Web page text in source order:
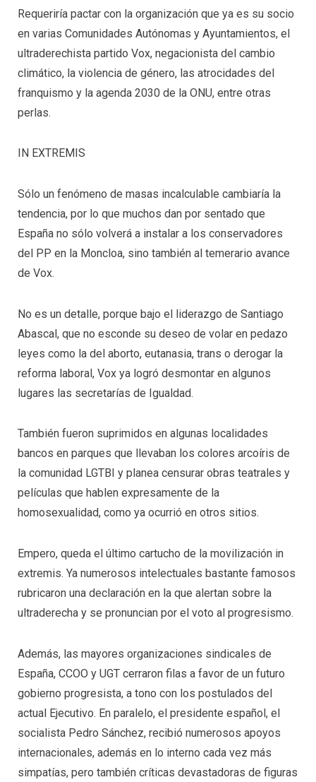
Requeriría pactar con la organización que ya es su socio
en varias Comunidades Autónomas y Ayuntamientos, el
ultraderechista partido Vox, negacionista del cambio
climático, la violencia de género, las atrocidades del
franquismo y la agenda 2030 de la ONU, entre otras
perlas.
IN EXTREMIS
Sólo un fenómeno de masas incalculable cambiaría la
tendencia, por lo que muchos dan por sentado que
España no sólo volverá a instalar a los conservadores
del PP en la Moncloa, sino también al temerario avance
de Vox.
No es un detalle, porque bajo el liderazgo de Santiago
Abascal, que no esconde su deseo de volar en pedazo
leyes como la del aborto, eutanasia, trans o derogar la
reforma laboral, Vox ya logró desmontar en algunos
lugares las secretarías de Igualdad.
También fueron suprimidos en algunas localidades
bancos en parques que llevaban los colores arcoíris de
la comunidad LGTBI y planea censurar obras teatrales y
películas que hablen expresamente de la
homosexualidad, como ya ocurrió en otros sitios.
Empero, queda el último cartucho de la movilización in
extremis. Ya numerosos intelectuales bastante famosos
rubricaron una declaración en la que alertan sobre la
ultraderecha y se pronuncian por el voto al progresismo.
Además, las mayores organizaciones sindicales de
España, CCOO y UGT cerraron filas a favor de un futuro
gobierno progresista, a tono con los postulados del
actual Ejecutivo. En paralelo, el presidente español, el
socialista Pedro Sánchez, recibió numerosos apoyos
internacionales, además en lo interno cada vez más
simpatías, pero también críticas devastadoras de figuras